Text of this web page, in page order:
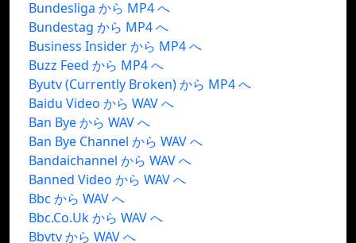
Bundesliga から MP4 へ
Bundestag から MP4 へ
Business Insider から MP4 へ
Buzz Feed から MP4 へ
Byutv (Currently Broken) から MP4 へ
Baidu Video から WAV へ
Ban Bye から WAV へ
Ban Bye Channel から WAV へ
Bandaichannel から WAV へ
Banned Video から WAV へ
Bbc から WAV へ
Bbc.Co.Uk から WAV へ
Bbvtv から WAV へ